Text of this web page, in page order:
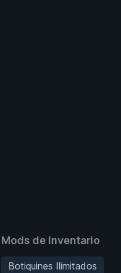
Mods de Inventario
Botiquines Ilimitados